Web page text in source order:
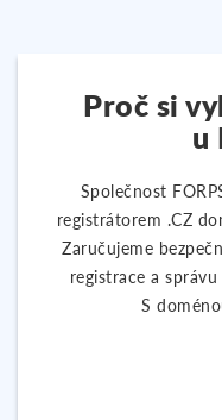
Proč si
u
Společnost
registrátorem .CZ
Zaručujeme
registrace a
S